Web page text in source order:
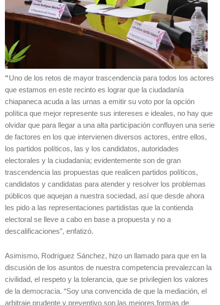
“Uno de los retos de mayor trascendencia para todos los actores
que estamos en este recinto es lograr que la ciudadanía
chiapaneca acuda a las urnas a emitir su voto por la opción
política que mejor represente sus intereses e ideales, no hay que
olvidar que para llegar a una alta participación confluyen una serie
de factores en los que intervienen diversos actores, entre ellos,
los partidos políticos, las y los candidatos, autoridades
electorales y la ciudadanía; evidentemente son de gran
trascendencia las propuestas que realicen partidos políticos,
candidatos y candidatas para atender y resolver los problemas
públicos que aquejan a nuestra sociedad, así que desde ahora
les pido a las representaciones partidistas que la contienda
electoral se lleve a cabo en base a propuesta y no a
descalificaciones”, enfatizó.
Asimismo, Rodríguez Sánchez, hizo un llamado para que en la
discusión de los asuntos de nuestra competencia prevalezcan la
civilidad, el respeto y la tolerancia, que se privilegien los valores
de la democracia. “Soy una convencida de que la mediación, el
arbitraje prudente y preventivo son las mejores formas de